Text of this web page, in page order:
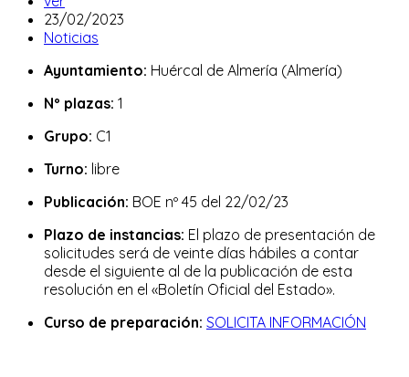
de
la
Publicación
de
entrada:
23/02/2023
Categoría
la
Noticias
Ayuntamiento: Huércal de Almería (Almería)
Nº plazas: 1
Grupo: C1
Turno: libre
Publicación: BOE nº 45 del 22/02/23
Plazo de instancias: El plazo de presentación de
solicitudes será de veinte días hábiles a contar
desde el siguiente al de la publicación de esta
resolución en el «Boletín Oficial del Estado».
Curso de preparación: SOLICITA INFORMACIÓN